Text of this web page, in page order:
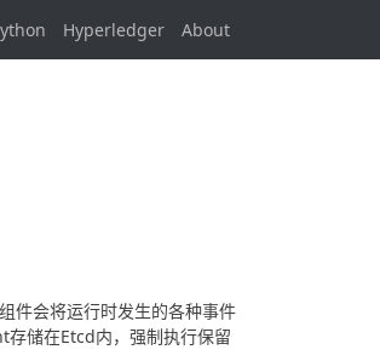
Hyperledger About
件会将运行时发生的各种事件
储在Etcd内，强制执行保留